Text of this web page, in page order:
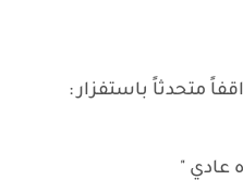
متحدثاً باستفزار :
عادي "